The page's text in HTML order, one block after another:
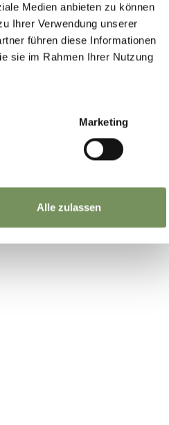
Medien anbieten zu können
Ihrer Verwendung unserer
führen diese Informationen
sie im Rahmen Ihrer Nutzung
Marketing
Alle zulassen
NEIN